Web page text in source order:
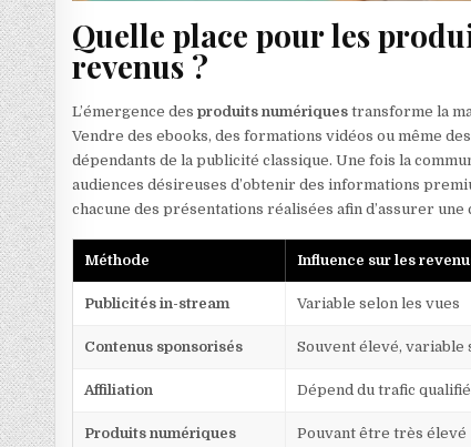
Quelle place pour les
revenus ?
L’émergence desproduits numériques transforme la
Vendre des ebooks, des formations vidéos ou même
dépendants de la publicité classique. Une fois la
audiences désireuses d’obtenir des informations
chacune des présentations réalisées afin d’assurer
Méthode Influence sur les
Publicités in-stream Variable selon les vues
Contenus sponsorisés Souvent élevé, variable
Affiliation Dépend du trafic
Produits numériques Pouvant être très élevé